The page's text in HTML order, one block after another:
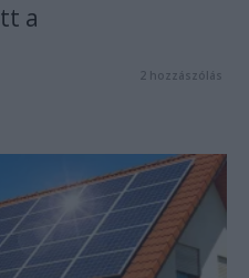
a
2 hozzászólás